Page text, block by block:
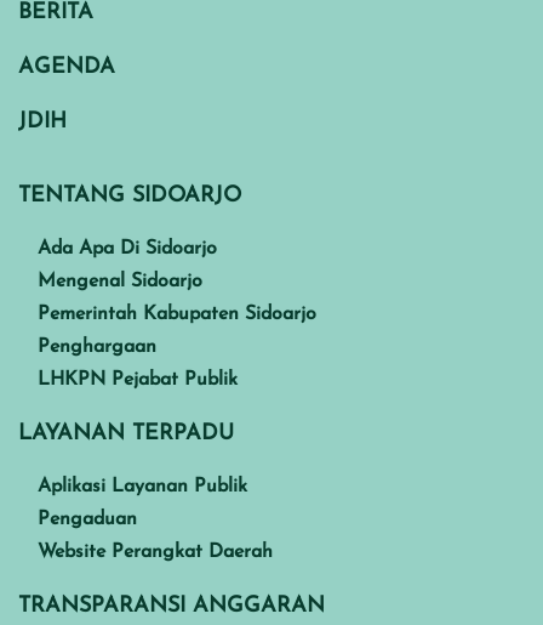
BERITA
AGENDA
JDIH
TENTANG SIDOARJO
Ada Apa Di Sidoarjo
Mengenal Sidoarjo
Pemerintah Kabupaten Sidoarjo
Penghargaan
LHKPN Pejabat Publik
LAYANAN TERPADU
Aplikasi Layanan Publik
Pengaduan
Website Perangkat Daerah
TRANSPARANSI ANGGARAN